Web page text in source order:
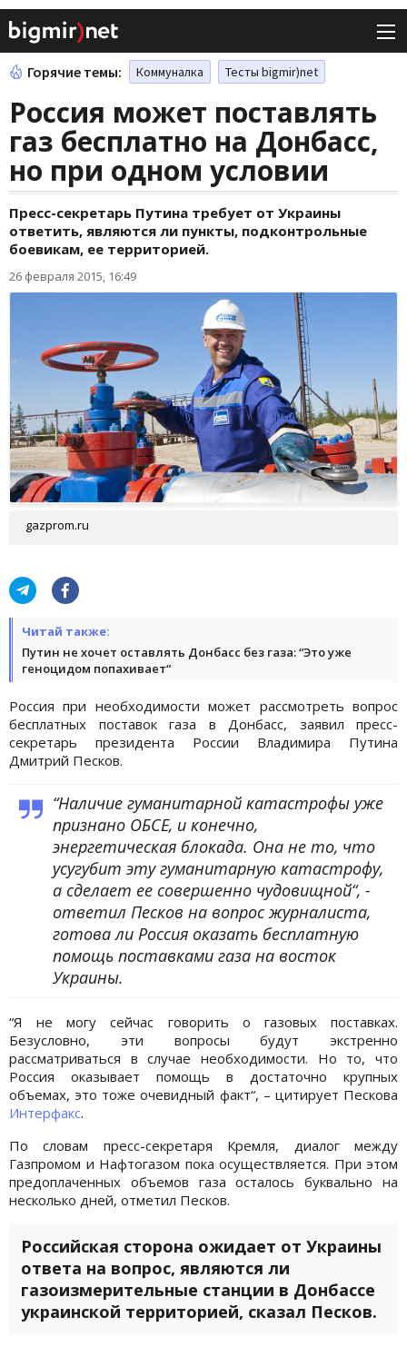
Горячие темы: Коммуналка Тесты bigmir)net
Россия может поставлять
газ бесплатно на Донбасс,
но при одном условии
Пресс-секретарь Путина требует от Украины
ответить, являются ли пункты, подконтрольные
боевикам, ее территорией.
26 февраля 2015, 16:49
gazprom.ru
Читай также:
Путин не хочет оставлять Донбасс без газа: “Это уже
геноцидом попахивает“
Россия при необходимости может рассмотреть вопрос
бесплатных поставок газа в Донбасс, заявил пресс-
секретарь президента России Владимира Путина
Дмитрий Песков.
“Наличие гуманитарной катастрофы уже
признано ОБСЕ, и конечно,
энергетическая блокада. Она не то, что
усугубит эту гуманитарную катастрофу,
а сделает ее совершенно чудовищной“, -
ответил Песков на вопрос журналиста,
готова ли Россия оказать бесплатную
помощь поставками газа на восток
Украины.
“Я не могу сейчас говорить о газовых поставках.
Безусловно, эти вопросы будут экстренно
рассматриваться в случае необходимости. Но то, что
Россия оказывает помощь в достаточно крупных
объемах, это тоже очевидный факт“, – цитирует Пескова
Интерфакс.
По словам пресс-секретаря Кремля, диалог между
Газпромом и Нафтогазом пока осуществляется. При этом
предоплаченных объемов газа осталось буквально на
несколько дней, отметил Песков.
Российская сторона ожидает от Украины
ответа на вопрос, являются ли
газоизмерительные станции в Донбассе
украинской территорией, сказал Песков.